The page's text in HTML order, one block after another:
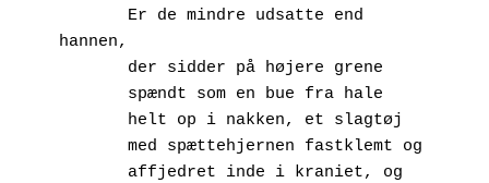
hannen,
       der sidder på højere grene
       spændt som en bue fra hale
       helt op i nakken, et slagtøj
       affjedret inde i kraniet, og